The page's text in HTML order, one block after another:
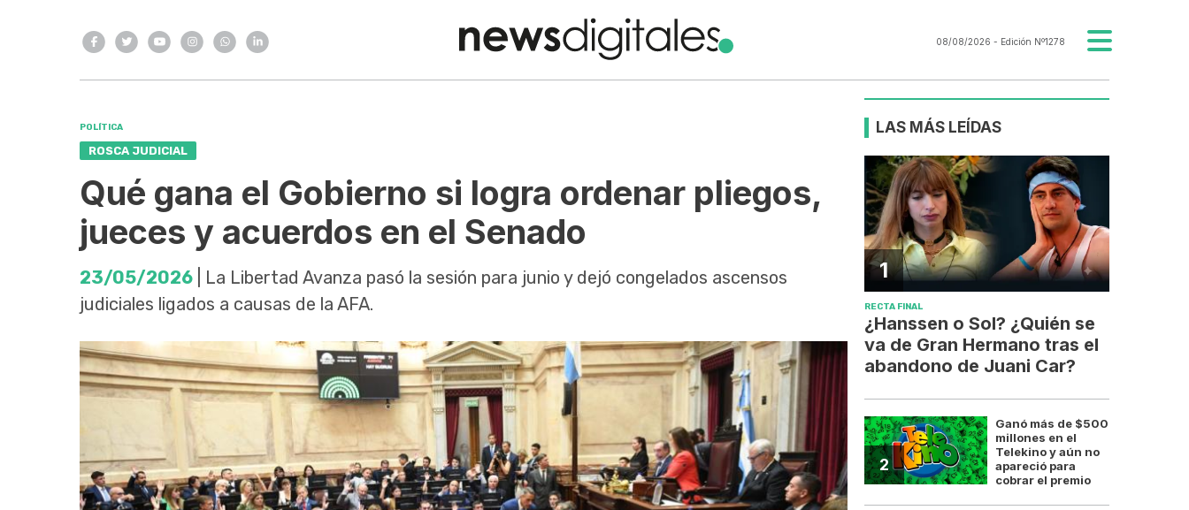
08/08/2026 - Edición Nº1278
POLÍTICA
ROSCA JUDICIAL
Qué gana el Gobierno si logra ordenar pliegos,
jueces y acuerdos en el Senado
23/05/2026 | La Libertad Avanza pasó la sesión para junio y dejó congelados ascensos
judiciales ligados a causas de la AFA.
LAS MÁS LEÍDAS
1
RECTA FINAL
¿Hanssen o Sol? ¿Quién se
va de Gran Hermano tras el
abandono de Juani Car?
2
Ganó más de $500
millones en el
Telekino y aún no
apareció para
cobrar el premio